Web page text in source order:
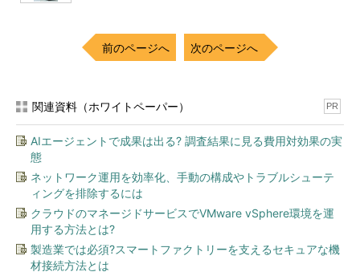
前のページへ 次のページへ
関連資料（ホワイトペーパー） PR
AIエージェントで成果は出る? 調査結果に見る費用対効果の実
態
ネットワーク運用を効率化、手動の構成やトラブルシューテ
ィングを排除するには
クラウドのマネージドサービスでVMware vSphere環境を運
用する方法とは?
製造業では必須?スマートファクトリーを支えるセキュアな機
材接続方法とは